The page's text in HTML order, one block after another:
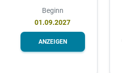
Beginn
01.09.2027
ANZEIGEN